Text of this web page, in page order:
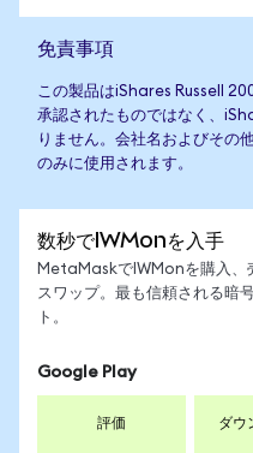
免責事項
この製品はiShares Russell
承認されたものではなく、
りません。会社名およびその
のみに使用されます。
数秒でIWMonを入手
MetaMaskでIWMonを購入、
スワップ。最も信頼される暗
ト。
Google Play
評価 ダウ